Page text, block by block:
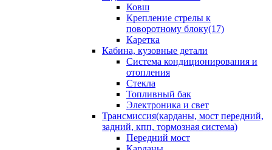
Ковш
Крепление стрелы к
поворотному блоку(17)
Каретка
Кабина, кузовные детали
Система кондиционирования и
отопления
Стекла
Топливный бак
Электроника и свет
Трансмиссия(карданы, мост передний,
задний, кпп, тормозная система)
Передний мост